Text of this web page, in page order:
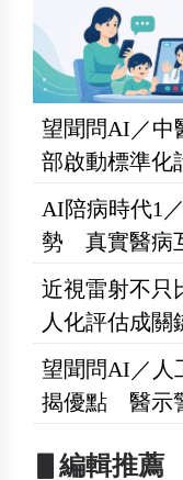
望聞問AI／
部啟動標準化
AI陪病時代1
勢 真實醫病
近視雷射不只
人化評估成關
望聞問AI／人
揭優點 醫示
▋編輯推薦